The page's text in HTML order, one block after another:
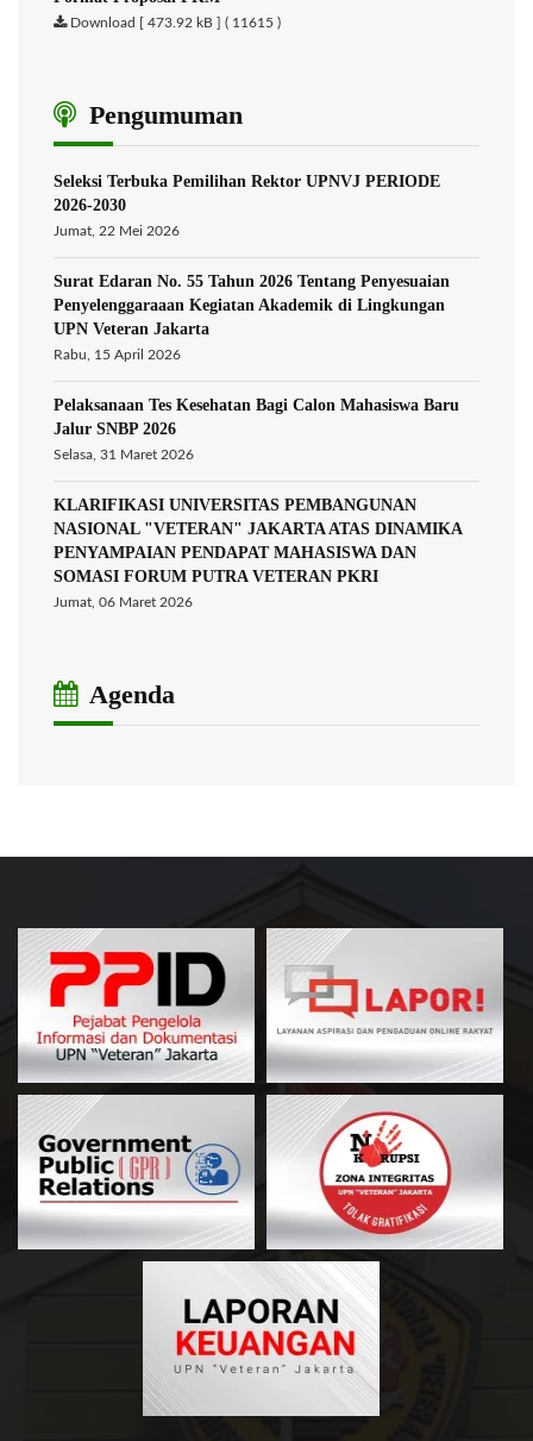
Download [ 473.92 kB ] ( 11615 )
Pengumuman
Seleksi Terbuka Pemilihan Rektor UPNVJ PERIODE
2026-2030
Jumat, 22 Mei 2026
Surat Edaran No. 55 Tahun 2026 Tentang Penyesuaian
Penyelenggaraaan Kegiatan Akademik di Lingkungan
UPN Veteran Jakarta
Rabu, 15 April 2026
Pelaksanaan Tes Kesehatan Bagi Calon Mahasiswa Baru
Jalur SNBP 2026
Selasa, 31 Maret 2026
KLARIFIKASI UNIVERSITAS PEMBANGUNAN
NASIONAL "VETERAN" JAKARTA ATAS DINAMIKA
PENYAMPAIAN PENDAPAT MAHASISWA DAN
SOMASI FORUM PUTRA VETERAN PKRI
Jumat, 06 Maret 2026
Agenda